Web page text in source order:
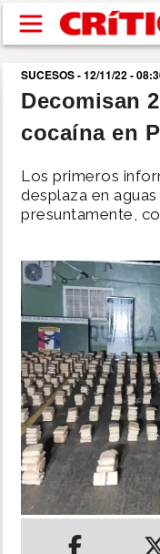
Pasar al contenido
buscar
SUCESOS
NACIONAL
SHOW
DEPORTES
MUNDO
INSÓLITAS
MULTIMEDIA
IMPRESO
SUCESOS - 12/11/22 -
Decomisan
cocaína en
Los primeros
desplaza en
presuntamente,